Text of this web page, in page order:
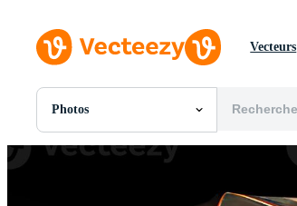
Vecteurs
Photos
Toutes Images
Photos